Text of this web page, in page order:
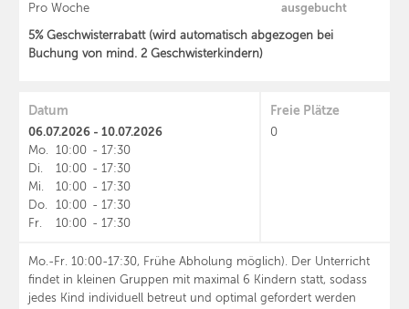
Pro Woche
ausgebucht
5% Geschwisterrabatt (wird automatisch abgezogen bei
Buchung von mind. 2 Geschwisterkindern)
Datum
06.07.2026 - 10.07.2026
Mo. 10:00 - 17:30
Di.
10:00 - 17:30
Mi.
10:00 - 17:30
Do.
10:00 - 17:30
Fr.
10:00 - 17:30
Mo.-Fr. 10:00-17:30, Frühe Abholung möglich). Der Unterricht
findet in kleinen Gruppen mit maximal 6 Kindern statt, sodass
jedes Kind individuell betreut und optimal gefordert werden
Freie Plätze
0